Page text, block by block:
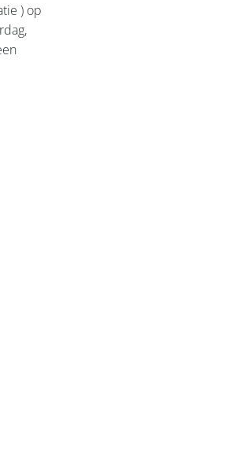
) op